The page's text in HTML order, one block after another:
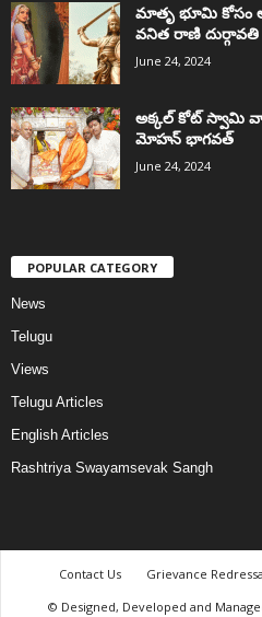
మాతృ భూమి కోసం
వనిత రాణి దుర్గావతి
June 24, 2024
అక్కల్‌ కోట్‌ స్వామి
మోహన్ భాగవత్
June 24, 2024
POPULAR CATEGORY
News
Telugu
Views
Telugu Articles
English Articles
Rashtriya Swayamsevak Sangh
Contact Us Grievance
© Designed, Developed and